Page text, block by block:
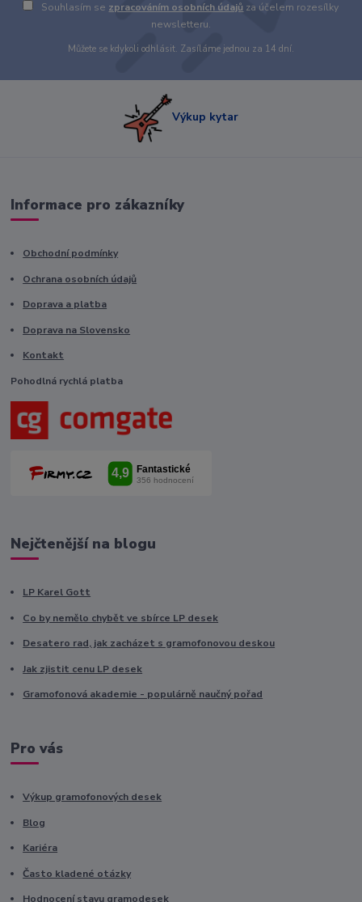
Souhlasím se zpracováním osobních údajů za účelem rozesílky
newsletteru.
Můžete se kdykoli odhlásit. Zasíláme jednou za 14 dní.
Výkup kytar
Informace pro zákazníky
Obchodní podmínky
Ochrana osobních údajů
Doprava a platba
Doprava na Slovensko
Kontakt
Pohodlná rychlá platba
Nejčtenější na blogu
LP Karel Gott
Co by nemělo chybět ve sbírce LP desek
Desatero rad, jak zacházet s gramofonovou deskou
Jak zjistit cenu LP desek
Gramofonová akademie - populárně naučný pořad
Pro vás
Výkup gramofonových desek
Blog
Kariéra
Často kladené otázky
Hodnocení stavu gramodesek